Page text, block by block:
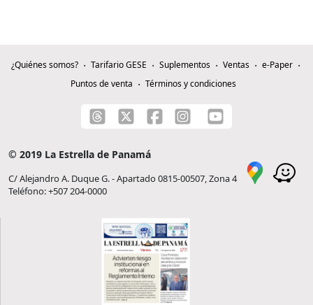
¿Quiénes somos? Tarifario GESE Suplementos Ventas
e-Paper
Puntos de venta
Términos y condiciones
© 2019 La Estrella de Panamá
C/ Alejandro A. Duque G. - Apartado 0815-00507, Zona 4
Teléfono: +507 204-0000